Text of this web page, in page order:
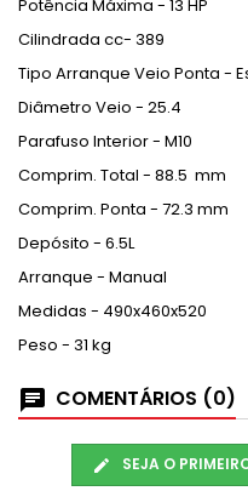
Potência Máxima - 13 HP
Cilindrada cc- 389
Tipo Arranque Veio Ponta -
Diâmetro Veio - 25.4
Parafuso Interior - M10
Comprim. Total - 88.5 mm
Comprim. Ponta - 72.3 mm
Depósito - 6.5L
Arranque - Manual
Medidas - 490x460x520
Peso - 31 kg
COMENTÁRIOS (0)
SEJA O